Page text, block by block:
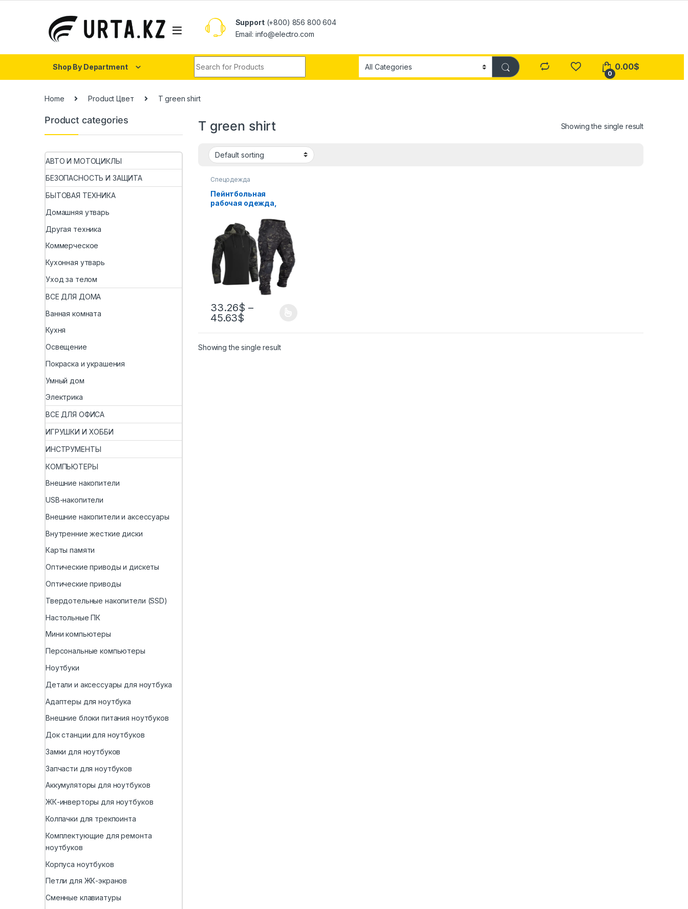
Support(+800) 856 800 604
Email: info@electro.com
Shop By Department
0
0.00$
Home Product Цвет T green shirt
T green shirt Showing the single result
Спецодежда
Пейнтбольная
рабочая одежда,
несколькими
карманами,
тактические боевые
камуфляжные
рубашки,
наколенники-карго,
брюки, костюм
33.26$ –
45.63$
Showing the single result
Product categories
АВТО И МОТОЦИКЛЫ
БЕЗОПАСНОСТЬ И ЗАЩИТА
БЫТОВАЯ ТЕХНИКА
Домашняя утварь
Другая техника
Коммерческое
Кухонная утварь
Уход за телом
ВСЕ ДЛЯ ДОМА
Ванная комната
Кухня
Освещение
Покраска и украшения
Умный дом
Электрика
ВСЕ ДЛЯ ОФИСА
ИГРУШКИ И ХОББИ
ИНСТРУМЕНТЫ
КОМПЬЮТЕРЫ
Внешние накопители
USB-накопители
Внешние накопители и аксессуары
Внутренние жесткие диски
Карты памяти
Оптические приводы и дискеты
Оптические приводы
Твердотельные накопители (SSD)
Настольные ПК
Мини компьютеры
Персональные компьютеры
Ноутбуки
Детали и аксессуары для ноутбука
Адаптеры для ноутбука
Внешние блоки питания ноутбуков
Док станции для ноутбуков
Замки для ноутбуков
Запчасти для ноутбуков
Аккумуляторы для ноутбуков
ЖК-инверторы для ноутбуков
Колпачки для трекпоинта
Комплектующие для ремонта
ноутбуков
Корпуса ноутбуков
Петли для ЖК-экранов
Сменные клавиатуры